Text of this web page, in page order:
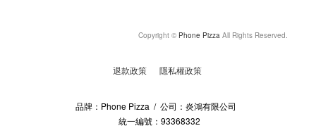
Copyright © Phone Pizza All Rights Reserved.
退款政策 隱私權政策
品牌：Phone Pizza / 公司：炎鴻有限公司
統一編號：93368332